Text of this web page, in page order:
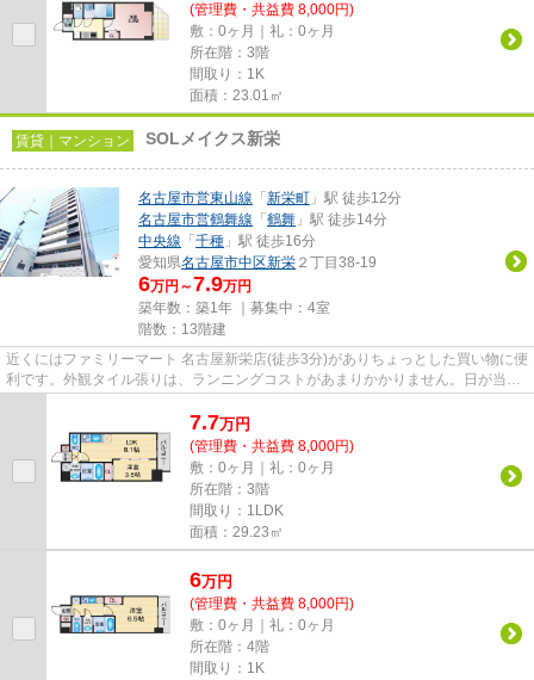
(管理費・共益費 8,000円)
敷：0ヶ月｜礼：0ヶ月
所在階：3階
間取り：1K
面積：23.01㎡
賃貸｜マンション SOLメイクス新栄
名古屋市営東山線 「 新栄町 」駅 徒歩12分
名古屋市営鶴舞線 「 鶴舞 」駅 徒歩14分
中央線 「 千種 」駅 徒歩16分
愛知県名古屋市中区新栄 ２丁目38-19
6万円～7.9万円
築年数：築1年 ｜募集中： 4室
階数：13階建
近くにはファミリーマート 名古屋新栄店(徒歩3分)がありちょっとした買い物に便
利です。外観タイル張りは、ランニングコストがあまりかかりません。日が当た
7.7万円
(管理費・共益費 8,000円)
敷：0ヶ月｜礼：0ヶ月
所在階：3階
間取り：1LDK
面積：29.23㎡
6万円
(管理費・共益費 8,000円)
敷：0ヶ月｜礼：0ヶ月
所在階：4階
間取り：1K